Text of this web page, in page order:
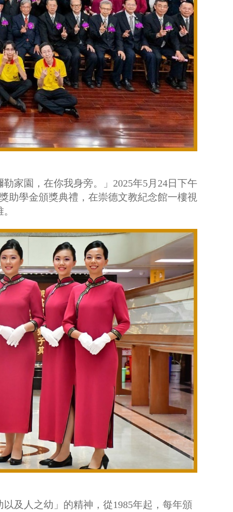
家園，在你我身旁。」2025年5月24日下午
助學金頒獎典禮，在崇德文教紀念館一樓視
及人之幼」的精神，從1985年起，每年頒